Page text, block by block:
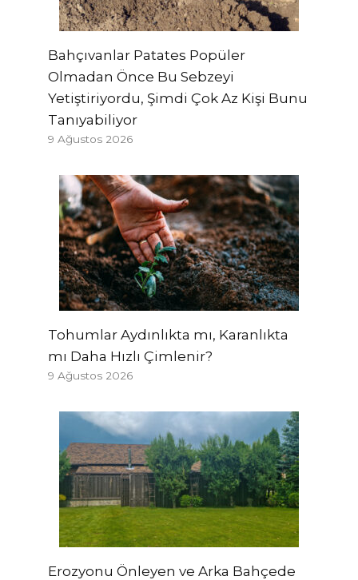
Bahçıvanlar Patates Popüler
Olmadan Önce Bu Sebzeyi
Yetiştiriyordu, Şimdi Çok Az Kişi Bunu
Tanıyabiliyor
9 Ağustos 2026
Tohumlar Aydınlıkta mı, Karanlıkta
mı Daha Hızlı Çimlenir?
9 Ağustos 2026
Erozyonu Önleyen ve Arka Bahçede